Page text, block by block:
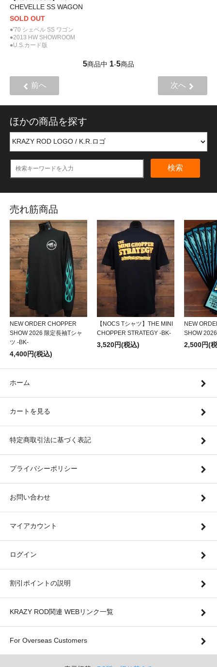
CHEVELLE SS WAGON
SOLD OUT
●'70 シェベル SS ワゴン
●2013 HW SHOWROOM
●U.S.カード版
5商品中 1-5商品
前へ 次へ
ほかの商品を探す
検索
売れ筋商品
NEW ORDER CHOPPER
SHOW 2026 限定長袖Tシャ
ツ -BK-
4,400円(税込)
【NOCS Tシャツ】THE MINI
CHOPPER STRATEGY -BK-
3,520円(税込)
NEW
SHOW
2,500円(
ホーム
カートを見る
特定商取引法に基づく表記
プライバシーポリシー
お問い合わせ
マイアカウント
ログイン
割引ポイントの説明
KRAZY ROD関連 WEBリンク一覧
For Overseas Customers